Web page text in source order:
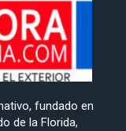
fundado en
de la Florida,